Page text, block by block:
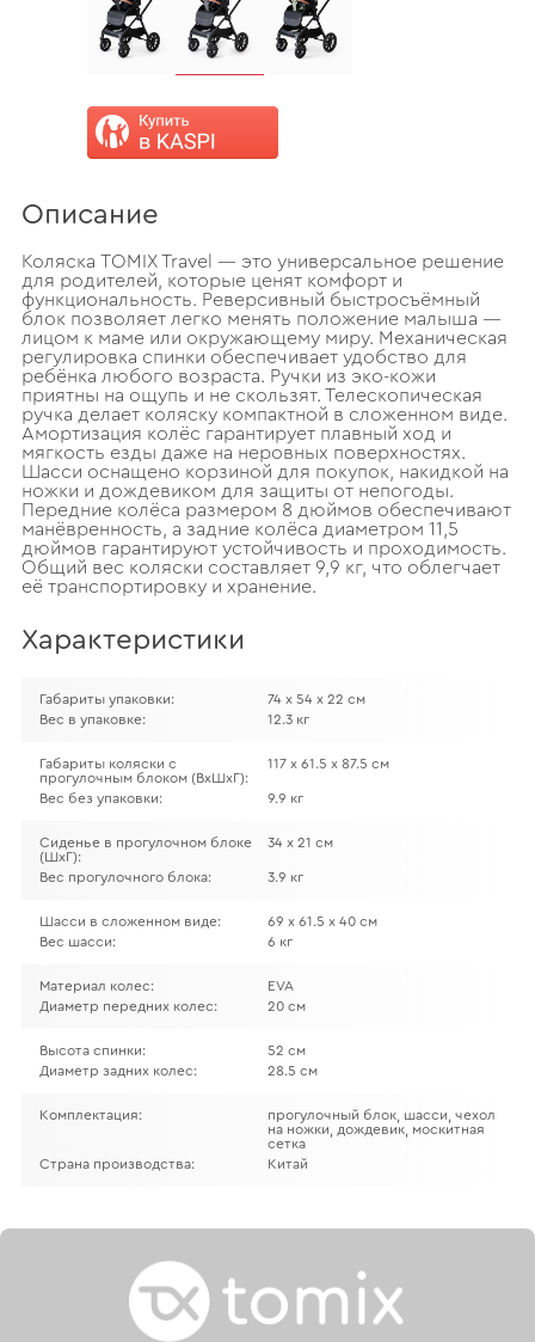
Описание
Коляска TOMIX Travel — это универсальное решение
для родителей, которые ценят комфорт и
функциональность. Реверсивный быстросъёмный
блок позволяет легко менять положение малыша —
лицом к маме или окружающему миру. Механическая
регулировка спинки обеспечивает удобство для
ребёнка любого возраста. Ручки из эко-кожи
приятны на ощупь и не скользят. Телескопическая
ручка делает коляску компактной в сложенном виде.
Амортизация колёс гарантирует плавный ход и
мягкость езды даже на неровных поверхностях.
Шасси оснащено корзиной для покупок, накидкой на
ножки и дождевиком для защиты от непогоды.
Передние колёса размером 8 дюймов обеспечивают
манёвренность, а задние колёса диаметром 11,5
дюймов гарантируют устойчивость и проходимость.
Общий вес коляски составляет 9,9 кг, что облегчает
её транспортировку и хранение.
Характеристики
Габариты упаковки:
74 х 54 х 22 см
Вес в упаковке:
12.3 кг
Габариты коляски с
прогулочным блоком (ВхШхГ):
117 х 61.5 х 87.5 см
Вес без упаковки: 9.9 кг
Сиденье в прогулочном блоке
(ШхГ):
34 х 21 см
Вес прогулочного блока: 3.9 кг
Шасси в сложенном виде:
69 х 61.5 х 40 см
Вес шасси:
6 кг
Материал колес:
EVA
Диаметр передних колес:
20 см
Высота спинки:
52 см
Диаметр задних колес:
28.5 см
Комплектация:
прогулочный блок, шасси, чехол
на ножки, дождевик, москитная
сетка
Страна производства:
Китай